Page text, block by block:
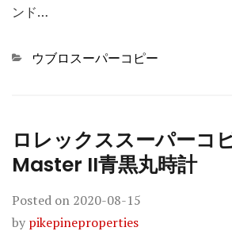
ンド…
Categories
ウブロスーパーコピー
ロレックススーパーコ
Master II青黒丸時計
Posted on 2020-08-15
by pikepineproperties